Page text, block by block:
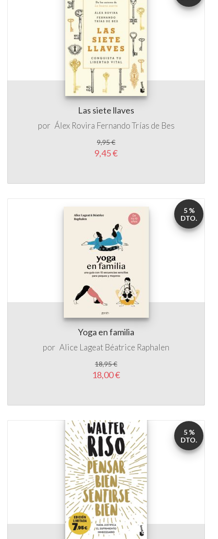
Las siete llaves
por Álex Rovira Fernando Trías de Bes
9,95 €
9,45 €
Yoga en familia
por Alice Lageat Béatrice Raphalen
18,95 €
18,00 €
5 %
DTO.
5 %
DTO.